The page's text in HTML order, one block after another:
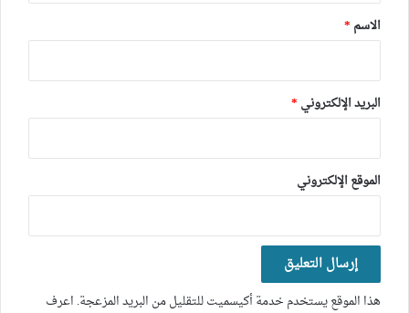
*
الاسم *
البريد الإلكتروني *
الموقع الإلكتروني
هذا الموقع يستخدم خدمة أكيسميت للتقليل من البريد المزعجة. اعرف